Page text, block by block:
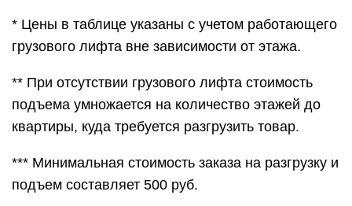
* Цены в таблице указаны с учетом работающего
грузового лифта вне зависимости от этажа.
** При отсутствии грузового лифта стоимость
подъема умножается на количество этажей до
квартиры, куда требуется разгрузить товар.
*** Минимальная стоимость заказа на разгрузку и
подъем составляет 500 руб.